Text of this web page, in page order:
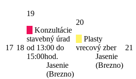
17 18
19
Konzultácie
stavebný úrad
od 13:00 do
15:00hod.
Jasenie
(Brezno)
20
Plasty
vrecový zber
Jasenie
(Brezno)
21